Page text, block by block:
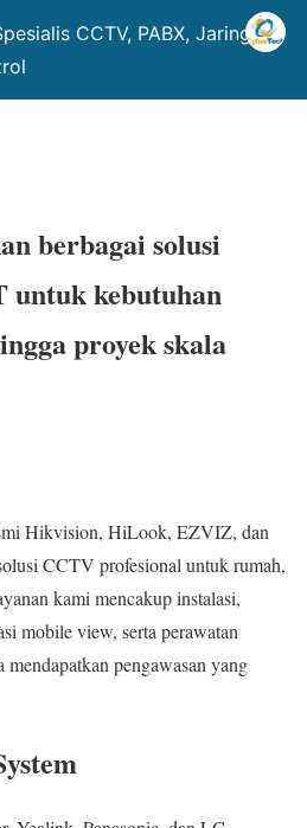
CCTV, PABX, Jaringan
berbagai solusi
untuk kebutuhan
proyek skala
Hikvision, HiLook, EZVIZ, dan
CCTV profesional untuk rumah,
kami mencakup instalasi,
mobile view, serta perawatan
mendapatkan pengawasan yang